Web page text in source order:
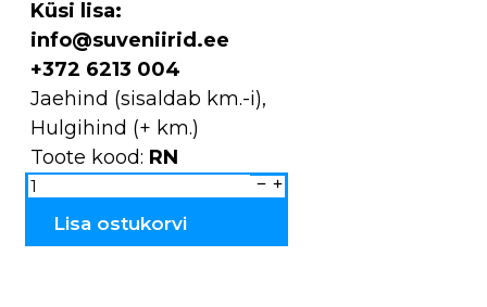
Küsi lisa:
info@suveniirid.ee
+372 6213 004
Jaehind (sisaldab km.-i),
Hulgihind (+ km.)
Toote kood: RN
Võinuga
Rahvuslik
TARTU
Lisa ostukorvi